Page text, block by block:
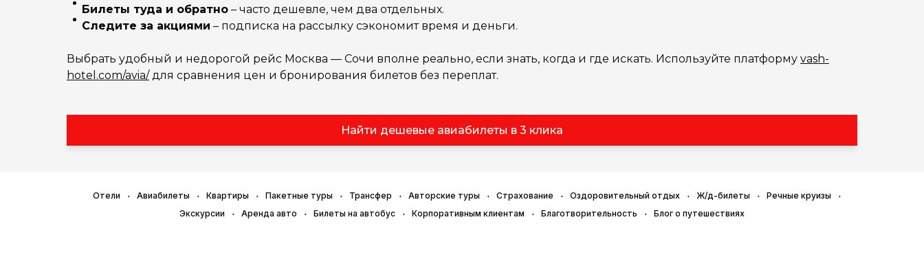
Билеты туда и обратно – часто дешевле, чем два отдельных.
Следите за акциями – подписка на рассылку сэкономит время и деньги.
Выбрать удобный и недорогой рейс Москва — Сочи вполне реально, если знать, когда и где искать. Используйте платформу vash-
hotel.com/avia/для сравнения цен и бронирования билетов без переплат.
Найти дешевые авиабилеты в 3 клика
Отели Авиабилеты Квартиры Пакетные туры Трансфер Авторские туры Страхование Оздоровительный отдых Ж/д-билеты
Речные круизы
Экскурсии
Аренда авто Билеты на автобус Корпоративным клиентам Благотворительность Блог о путешествиях